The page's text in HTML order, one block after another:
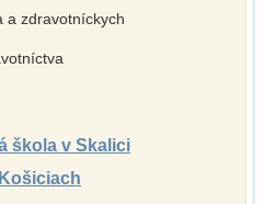
a zdravotníckych
škola v Skalici